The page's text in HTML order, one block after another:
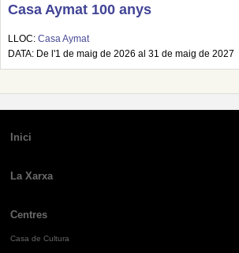
Casa Aymat 100 anys
LLOC: Casa Aymat
DATA: De l'1 de maig de 2026 al 31 de maig de 2027
Inici
La Xarxa
Centres
Casa de Cultura